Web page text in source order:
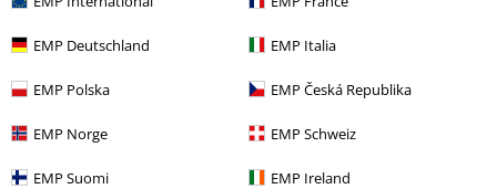
EMP Deutschland EMP Italia
EMP Polska EMP Česká Republika
EMP Norge EMP Schweiz
EMP Suomi EMP Ireland